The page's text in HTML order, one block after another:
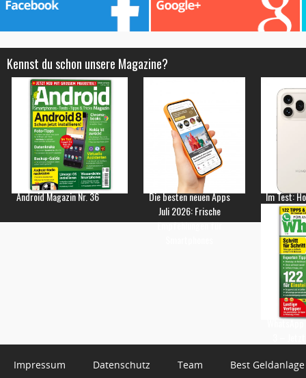
Kennst du schon unsere Magazine?
Android Magazin Nr. 36
Die besten neuen Apps
Juli 2026: Frische
Empfehlungen für
Im Test:
Impressum Datenschutz Team Best Geldanlage